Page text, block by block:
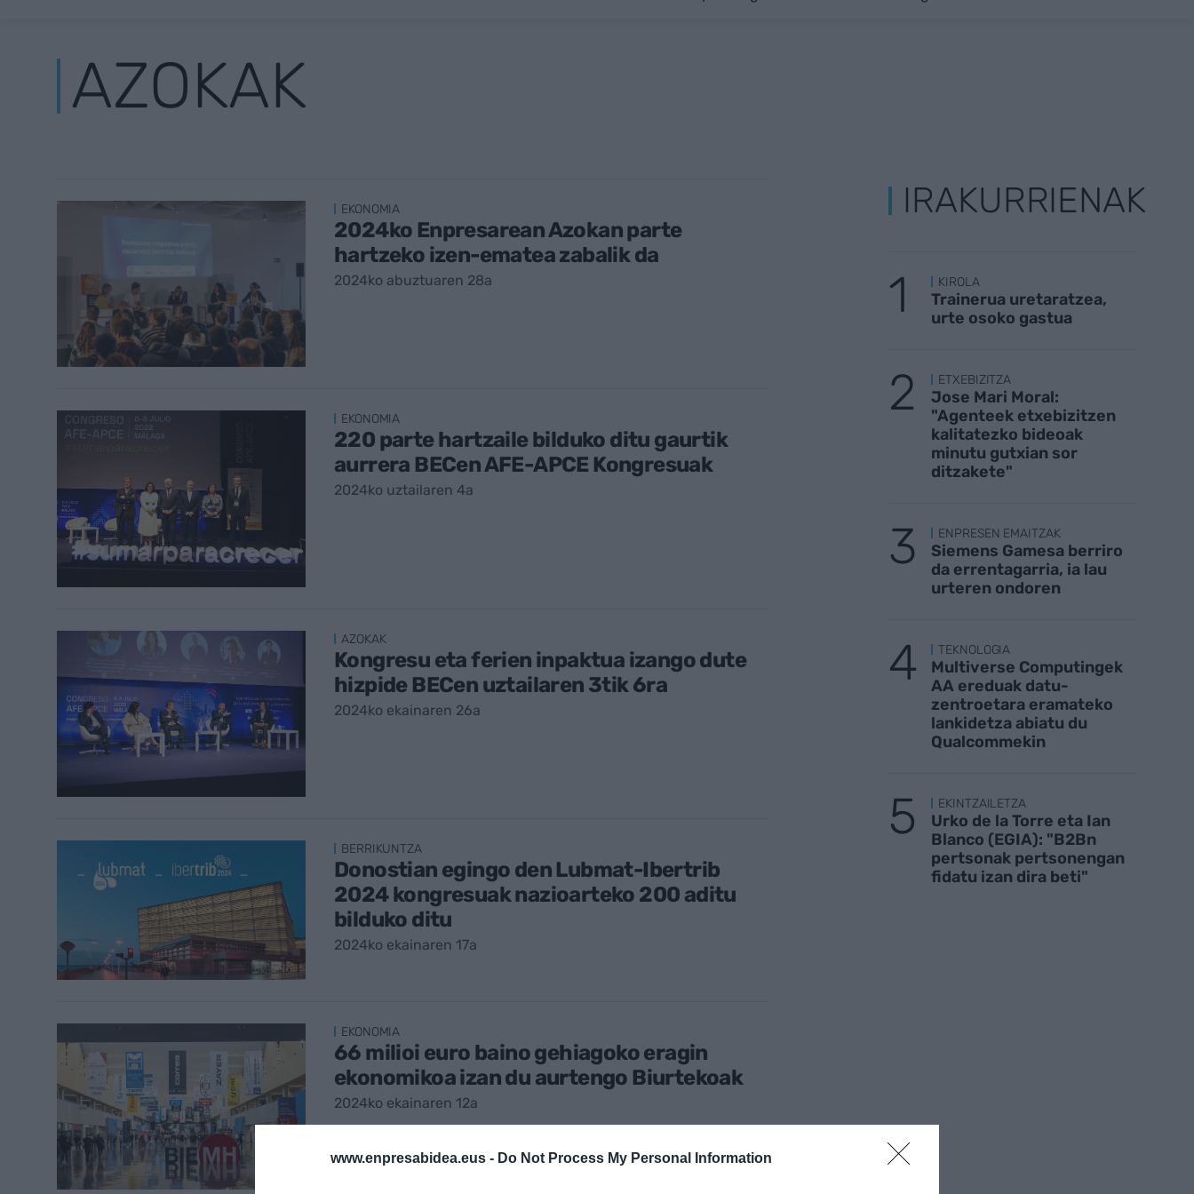
www.enpresabidea.eus - Do Not Process My Personal Information
AZOKAK
EKONOMIA
2024ko Enpresarean Azokan parte
hartzeko izen-ematea zabalik da
2024ko abuztuaren 28a
EKONOMIA
220 parte hartzaile bilduko ditu gaurtik
aurrera BECen AFE-APCE Kongresuak
2024ko uztailaren 4a
AZOKAK
Kongresu eta ferien inpaktua izango dute
hizpide BECen uztailaren 3tik 6ra
2024ko ekainaren 26a
BERRIKUNTZA
Donostian egingo den Lubmat-Ibertrib
2024 kongresuak nazioarteko 200 aditu
bilduko ditu
2024ko ekainaren 17a
EKONOMIA
66 milioi euro baino gehiagoko eragin
ekonomikoa izan du aurtengo Biurtekoak
2024ko ekainaren 12a
IRAKURRIENAK
KIROLA
Trainerua uretaratzea,
urte osoko gastua
ETXEBIZITZA
Jose Mari Moral:
"Agenteek etxebizitzen
kalitatezko bideoak
minutu gutxian sor
ditzakete"
ENPRESEN EMAITZAK
Siemens Gamesa berriro
da errentagarria, ia lau
urteren ondoren
TEKNOLOGIA
Multiverse Computingek
AA ereduak datu-
zentroetara eramateko
lankidetza abiatu du
Qualcommekin
EKINTZAILETZA
Urko de la Torre eta Ian
Blanco (EGIA): "B2Bn
pertsonak pertsonengan
fidatu izan dira beti"